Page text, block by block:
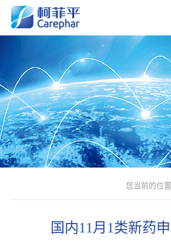
您当前的位置
国内11月1类新药